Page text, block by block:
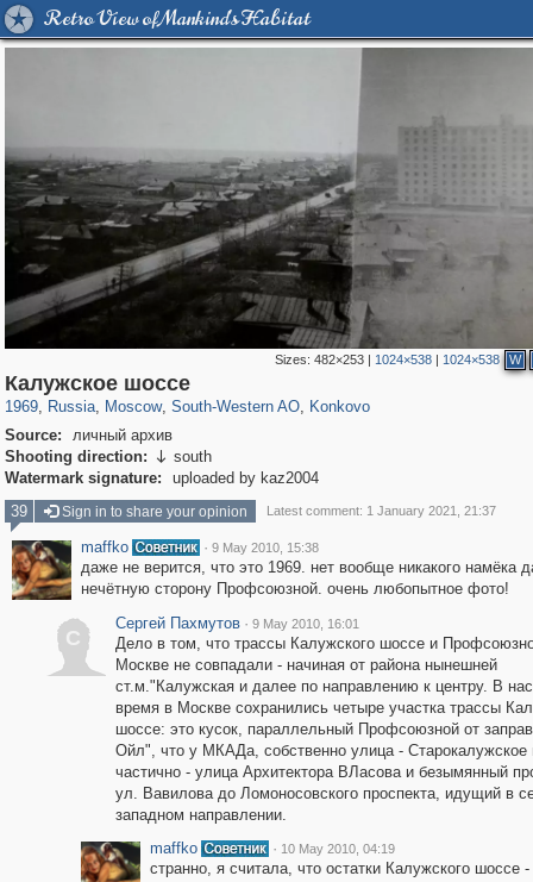
Retro View of Mankind's Habitat
Sizes: 482×253| 1024×538| 1024×538 W
Калужское шоссе
1969, Russia
1,406,837 29,243
, Moscow
319,861 8,286
, South-Western AO
12,415
, Konkovo
Source:
личный архив
Shooting direction:  south
Watermark signature:
uploaded by kaz2004
39
Sign in to share your opinion Latest comment: 1 January 2021, 21:37
maffko · 9 May 2010, 15:38
даже не верится, что это 1969. нет вообще никакого намёка
нечётную сторону Профсоюзной. очень любопытное фото!
С
Сергей Пахмутов · 9 May 2010, 16:01
Дело в том, что трассы Калужского шоссе и
Москве не совпадали - начиная от района нынешней
ст.м."Калужская и далее по направлению к центру. В
время в Москве сохранились четыре участка трассы
шоссе: это кусок, параллельный Профсоюзной от
Ойл", что у МКАДа, собственно улица - Старокалужское
частично - улица Архитектора ВЛасова и безымянный
ул. Вавилова до Ломоносовского проспекта, идущий в
западном направлении.
maffko
· 10 May 2010, 04:19
странно, я считала, что остатки Калужского шоссе -